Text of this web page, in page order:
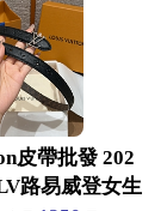
皮帶批發 202
路易威登女生